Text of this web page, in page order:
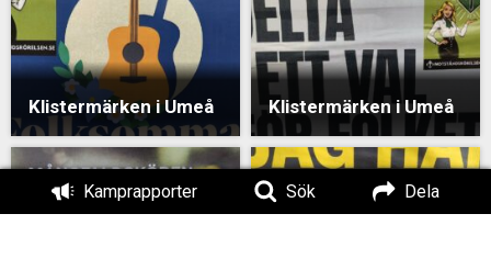
Kamprapporter Sök Dela
Klistermärken i Umeå Klistermärken i Umeå